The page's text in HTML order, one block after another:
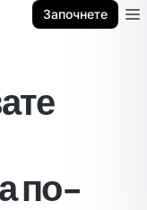
Започнете
по-